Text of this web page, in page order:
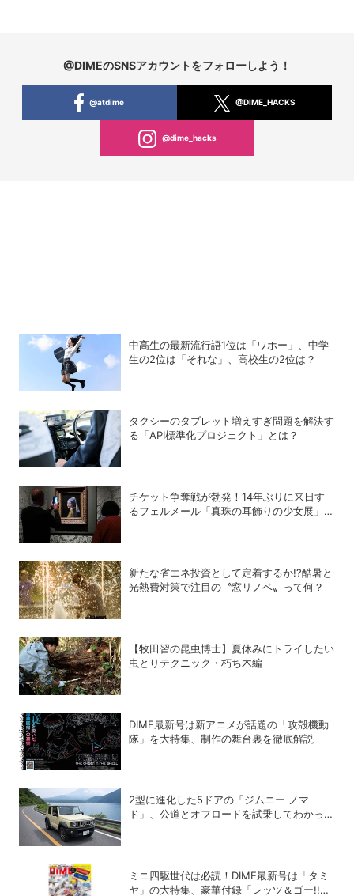
@DIMEのSNSアカウントをフォローしよう！
@atdime @DIME_HACKS
@dime_hacks
中高生の最新流行語1位は「ワホー」、中学
生の2位は「それな」、高校生の2位は？
タクシーのタブレット増えすぎ問題を解決す
る「API標準化プロジェクト」とは？
チケット争奪戦が勃発！14年ぶりに来日す
るフェルメール「真珠の耳飾りの少女展」の
新たな省エネ投資として定着するか!?酷暑と
光熱費対策で注目の〝窓リノベ〟って何？
【牧田習の昆虫博士】夏休みにトライしたい
虫とりテクニック・朽ち木編
DIME最新号は新アニメが話題の「攻殻機動
隊」を大特集、制作の舞台裏を徹底解説
2型に進化した5ドアの「ジムニー ノマ
ド」、公道とオフロードを試乗してわかった
ミニ四駆世代は必読！DIME最新号は「タミ
ヤ」の大特集、豪華付録「レッツ＆ゴー!!」